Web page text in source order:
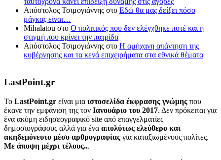
Απόστολος Τσιμογιάννης στο Εδώ θα μας δείξει πόσο
μάγκας είναι…
Mihalatou στο Ο πολιτικός που δεν ελέγχθηκε ποτέ και η
στιγμή που κρίνει την πατρίδα
Απόστολος Τσιμογιάννης στο Η αμήχανη απάντηση της
κυβέρνησης και τα κενά επιχειρήματα στα εθνικά θέματα
LastPoint.gr
To LastPoint.gr είναι μια ιστοσελίδα έκφρασης γνώμης που
έκανε την εμφάνιση της τον Ιανουάριο του 2017. Δεν πρόκειται για
ένα ακόμη ειδησεογραφικό site από επαγγελματίες
δημοσιογράφους αλλά για ένα απολύτως ελεύθερο και
ακηδεμόνευτο μέσο αρθρογραφίας για καταξιωμένους πολίτες.
Με άποψη μέχρι τέλους...